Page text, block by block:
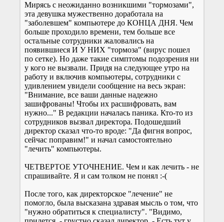
Мирясь с неожиданно возникшими "тормозами",
эта девушка мужественно доработала на
"заболевшем" компьютере до КОНЦА ДНЯ. Чем
больше проходило времени, тем больше все
остальные сотрудники жаловались на
появившиеся И У НИХ "тормоза" (вирус пошел
по сетке). Но даже такие симптомы подозрения ни
у кого не вызвали. Придя на следующее утро на
работу и включив компьютеры, сотрудники с
удивлением увидели сообщение на весь экран:
"Внимание, все ваши данные надежно
зашифрованы! Чтобы их расшифровать, вам
нужно..." В редакции началась паника. Кто-то из
сотрудников вызвал директора. Подошедший
директор сказал что-то вроде: "Да фигня вопрос,
сейчас поправим!" и начал самостоятельно
"лечить" компьютеры.
ЧЕТВЕРТОЕ УТОЧНЕНИЕ. Чем и как лечить - не
спрашивайте. Я и сам толком не понял :-(
После того, как директорское "лечение" не
помогло, была высказана здравая мысль о том, что
"нужно обратиться к специалисту". "Видимо,